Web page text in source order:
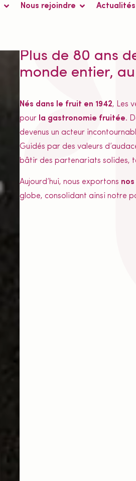
Nous rejoindre Actualités
Plus de 80 ans
monde entier,
Nés dans le fruit en 1942, Les
pour la gastronomie fruitée.
devenus un acteur
Guidés par des valeurs
bâtir des partenariats solides,
Aujourd’hui, nous exportons
globe, consolidant ainsi notre